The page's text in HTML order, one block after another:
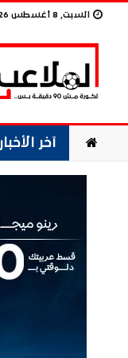
السبت, 8 أغسطس 2026
آخر الأخبار